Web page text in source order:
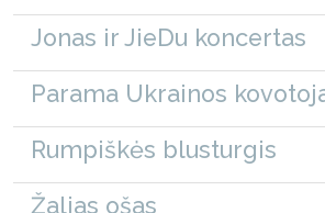
Jonas ir JieDu koncertas
Parama Ukrainos
Rumpiškės blusturgis
Žalias ošas